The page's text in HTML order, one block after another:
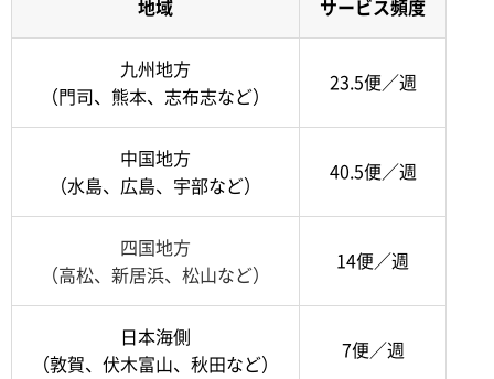
地域 サービス頻度
九州地方
（門司、熊本、志布志など）
23.5便／週
中国地方
（水島、広島、宇部など）
40.5便／週
四国地方
（高松、新居浜、松山など）
14便／週
日本海側
（敦賀、伏木富山、秋田など）
7便／週